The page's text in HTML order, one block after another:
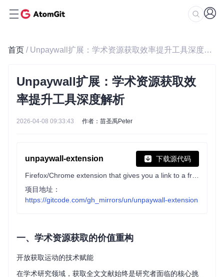
首页 / Unpaywall扩展：学术资源获取效率提升工具深度解析
Unpaywall扩展：学术资源获取效
率提升工具深度解析
2026-04-08 09:33:43 作者：苗圣禹Peter
unpaywall-extension 下载源代码
项目地址：
https://gitcode.com/gh_mirrors/un/unpaywall-extension
一、学术资源获取的价值重构
开放获取运动的技术赋能
在学术研究领域，获取全文文献始终是研究者面临的核心挑